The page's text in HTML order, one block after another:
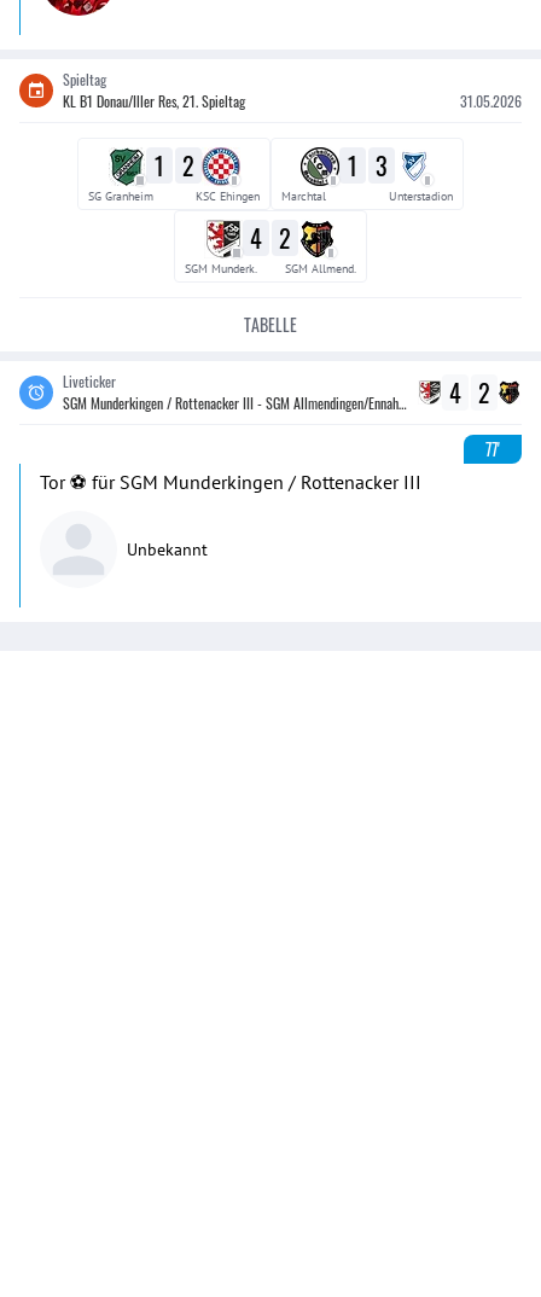
Spieltag
KL B1 Donau/Iller Res, 21. Spieltag
31.05.2026
III 1 2 II
SG Granheim KSC Ehingen
II 1 3 II
Marchtal Unterstadion
III 4 2 II
SGM Munderk. SGM Allmend.
TABELLE
Liveticker
SGM Munderkingen / Rottenacker III - SGM Allmendingen/Ennahofen
4 2
77'
Tor ⚽️ für SGM Munderkingen / Rottenacker III
Unbekannt